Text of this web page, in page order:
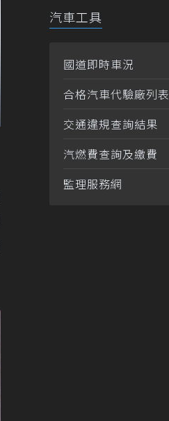
汽車工具
國道即時車況
合格汽車代驗廠列表
交通違規查詢結果
汽燃費查詢及繳費
監理服務網